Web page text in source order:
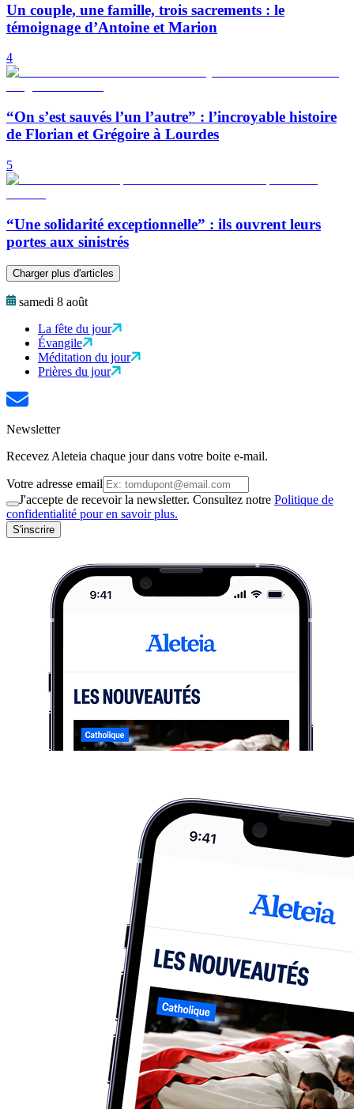
Un couple, une famille, trois sacrements : le
témoignage d’Antoine et Marion
4
“On s’est sauvés l’un l’autre” : l’incroyable histoire
de Florian et Grégoire à Lourdes
5
“Une solidarité exceptionnelle” : ils ouvrent leurs
portes aux sinistrés
Charger plus d'articles
samedi 8 août
La fête du jour
Évangile
Méditation du jour
Prières du jour
Newsletter
Recevez Aleteia chaque jour dans votre boite e-mail.
Votre adresse email
J'accepte de recevoir la newsletter. Consultez notre Politique de
confidentialité pour en savoir plus.
S'inscrire